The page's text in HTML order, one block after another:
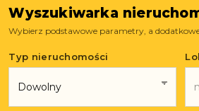
Wyszukiwarka
Wybierz podstawowe parametry, a
Typ nieruchomości